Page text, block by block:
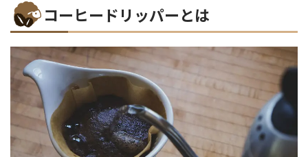
コーヒードリッパーとは